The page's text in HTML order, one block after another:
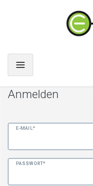
Anmelden
E-MAIL*
PASSWORT*